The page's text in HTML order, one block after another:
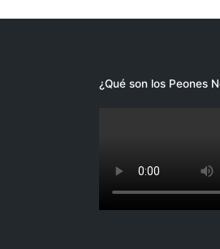
¿Qué son los Peones